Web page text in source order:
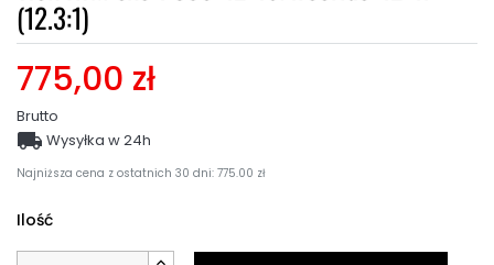
(12.3:1)
775,00 zł
Brutto
Najniższa cena z ostatnich 30 dni: 775.00 zł
 Wysyłka w 24h
Ilość